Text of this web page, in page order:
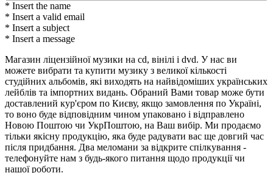
* Insert the name
* Insert a valid email
* Insert a subject
* Insert a message
Магазин ліцензійної музики на cd, вінілі і dvd. У нас ви
можете вибрати та купити музику з великої кількості
студійних альбомів, які виходять на найвідоміших українських
лейблів та імпортних видань. Обраний Вами товар може бути
доставлений кур'єром по Києву, якщо замовлення по Україні,
то воно буде відповідним чином упаковано і відправлено
Новою Поштою чи УкрПоштою, на Ваш вибір. Ми продаємо
тільки якісну продукцію, яка буде радувати вас ще довгий час
після придбання. Два меломани за відкрите спілкування -
телефонуйте нам з будь-якого питання щодо продукції чи
нашої роботи.